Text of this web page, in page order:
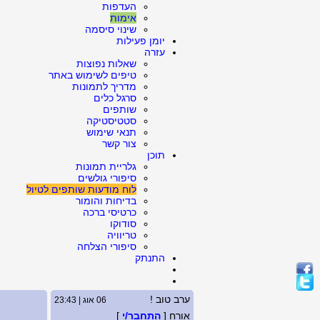
העדפות
אימות
שינוי סיסמה
יומן פעילות
עזרה
שאלות נפוצות
טיפים לשימוש באתר
מדריך לתמונות
סרגל כלים
שותפים
סטטיסטיקה
תנאי שימוש
צור קשר
תוכן
גלריית תמונות
סיפורי גולשים
לוח מודעות שותפים לטיול
בדיחות והומור
כרטיסי ברכה
סודוקו
טריוויה
סיפורי הצלחה
התנתק
ערב טוב ! 06 אוג | 23:43
אורח [ התחבר/י ]